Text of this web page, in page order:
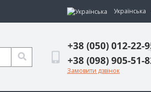
Українська
+38 (050) 012-22-
+38 (098) 905-51-
Замовити дзвінок